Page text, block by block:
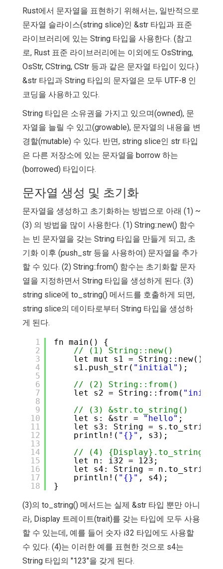
Rust에서 문자열을 표현하기 위해서는, 일반적으로
문자열 슬라이스(string slice)인 &str 타입과 표준
라이브러리에 있는 String 타입을 사용한다. (참고
로, Rust 표준 라이브러리에는 이외에도 OsString,
OsStr, CString, CStr 등과 같은 문자열 타입이 있다.)
&str 타입과 String 타입의 문자열은 모두 UTF-8 인
코딩을 사용하고 있다.
String 타입은 소유권을 가지고 있으며(owned), 문
자열을 늘릴 수 있고(growable), 문자열의 내용을 변
경할(mutable) 수 있다. 반면, string slice인 str 타입
은 다른 저장소에 있는 문자열을 borrow 하는
(borrowed) 타입이다.
문자열 생성 및 초기화
문자열을 생성하고 초기화하는 방법으로 아래 (1) ~
(3) 의 방법을 많이 사용한다. (1) String::new() 함수
는 빈 문자열을 갖는 String 타입을 만들게 되고, 초
기화 이후 (push_str 등을 사용하여) 문자열을 추가
할 수 있다. (2) String::from() 함수는 초기화할 문자
열을 지정하면서 String 타입을 생성하게 된다. (3)
string slice에 to_string() 메서드를 호출하게 되면,
string slice의 데이타로부터 String 타입을 생성하
게 된다.
1
2
3
4
5
6
7
8
9
10
11
12
13
14
15
16
17
18
fn main() {
// (1) String::new()
let mut s1 = String::new();
s1.push_str( "initial" );
// (2) String::from()
let s2 = String::from(
// (3) &str.to_string()
let s: &str =
"hello" ;
let s3: String =
println!( "{}" , s3);
// (4) {Display}.to_string();
let n: i32 = 123;
let s4: String =
println!( "{}" , s4);
}
(3)의 to_string() 메서드는 실제 &str 타입 뿐만 아니
라, Display 트레이트(trait)를 갖는 타입에 모두 사용
할 수 있는데, 예를 들어 숫자 i32 타입에도 사용할
수 있다. (4)는 이러한 예를 표현한 것으로 s4는
String 타입의 "123"을 갖게 된다.